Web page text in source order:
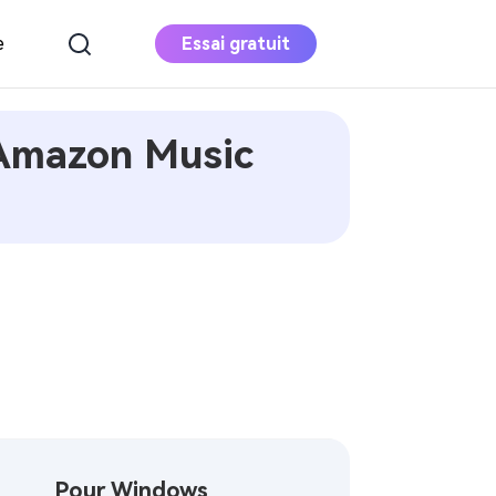
Essai gratuit
Music
Pour Windows